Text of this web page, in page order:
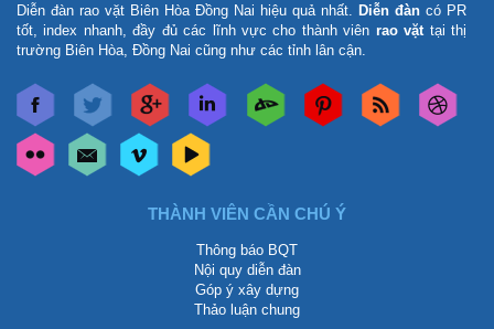
Diễn đàn rao vặt Biên Hòa Đồng Nai hiệu quả nhất. Diễn đàn có PR
tốt, index nhanh, đầy đủ các lĩnh vực cho thành viên rao vặt tại thị
trường Biên Hòa, Đồng Nai cũng như các tỉnh lân cận.
THÀNH VIÊN CẦN CHÚ Ý
Thông báo BQT
Nội quy diễn đàn
Góp ý xây dựng
Thảo luận chung